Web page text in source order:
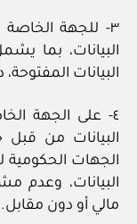
٣- للجهة
البيانات، بما
البيانات
٤- على الجهة
البيانات من قبل
الجهات الحكومية
البيانات، وعدم
مالي أو دون مقابل.